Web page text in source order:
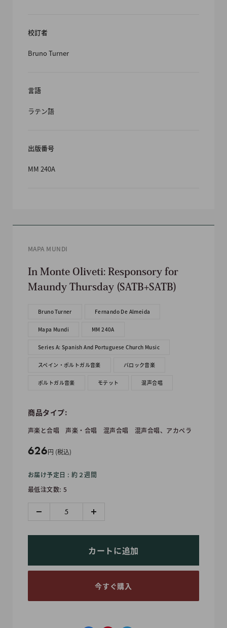
校訂者
Bruno Turner
言語
ラテン語
出版番号
MM 240A
MAPA MUNDI
In Monte Oliveti: Responsory for
Maundy Thursday (SATB+SATB)
Bruno Turner Fernando De Almeida
Mapa Mundi MM 240A
Series A: Spanish And Portuguese Church Music
スペイン・ポルトガル音楽 バロック音楽
ポルトガル音楽 モテット 混声合唱
商品タイプ:
声楽と合唱 声楽・合唱 混声合唱 混声合唱、アカペラ
販
価
格
626円 (税込)
お届け予定日 : 約２週間
最低注文数: 5
カートに追加
今すぐ購入